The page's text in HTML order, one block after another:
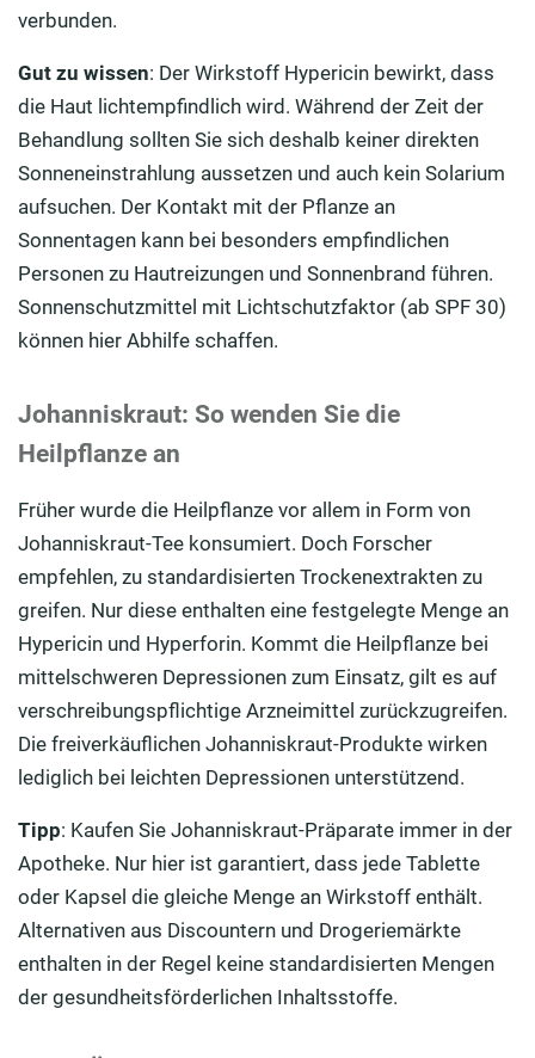
verbunden.
Gut zu wissen: Der Wirkstoff Hypericin bewirkt, dass
die Haut lichtempfindlich wird. Während der Zeit der
Behandlung sollten Sie sich deshalb keiner direkten
Sonneneinstrahlung aussetzen und auch kein Solarium
aufsuchen. Der Kontakt mit der Pflanze an
Sonnentagen kann bei besonders empfindlichen
Personen zu Hautreizungen und Sonnenbrand führen.
Sonnenschutzmittel mit Lichtschutzfaktor (ab SPF 30)
können hier Abhilfe schaffen.
Johanniskraut: So wenden Sie die
Heilpflanze an
Früher wurde die Heilpflanze vor allem in Form von
Johanniskraut-Tee konsumiert. Doch Forscher
empfehlen, zu standardisierten Trockenextrakten zu
greifen. Nur diese enthalten eine festgelegte Menge an
Hypericin und Hyperforin. Kommt die Heilpflanze bei
mittelschweren Depressionen zum Einsatz, gilt es auf
verschreibungspflichtige Arzneimittel zurückzugreifen.
Die freiverkäuflichen Johanniskraut-Produkte wirken
lediglich bei leichten Depressionen unterstützend.
Tipp: Kaufen Sie Johanniskraut-Präparate immer in der
Apotheke. Nur hier ist garantiert, dass jede Tablette
oder Kapsel die gleiche Menge an Wirkstoff enthält.
Alternativen aus Discountern und Drogeriemärkte
enthalten in der Regel keine standardisierten Mengen
der gesundheitsförderlichen Inhaltsstoffe.